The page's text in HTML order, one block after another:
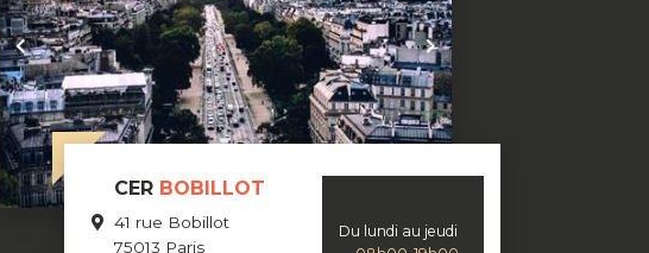
Précédent Suivant
CER BOBILLOT
41 rue Bobillot
75013 Paris
Du lundi au jeudi